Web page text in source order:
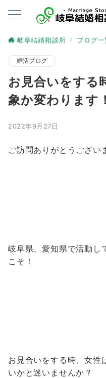
岐阜結婚相談所 ブログ一
婚活ブログ
お見合いをする
象か変わります！
2022年9月27日
ご訪問ありがとうござい
岐阜県、愛知県で活動し
こそ！
お見合いをする時、女性
いかと迷いませんか？